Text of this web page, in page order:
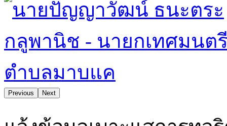
Previous Next